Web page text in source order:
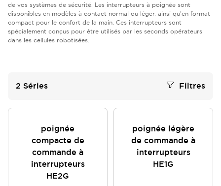
de vos systèmes de sécurité. Les interrupteurs à poignée sont
disponibles en modèles à contact normal ou léger, ainsi qu'en format
compact pour le confort de la main. Ces interrupteurs sont
spécialement conçus pour être utilisés par les seconds opérateurs
dans les cellules robotisées.
2 Séries Filtres
poignée
compacte de
commande à
interrupteurs
HE2G
poignée légère
de commande à
interrupteurs
HE1G